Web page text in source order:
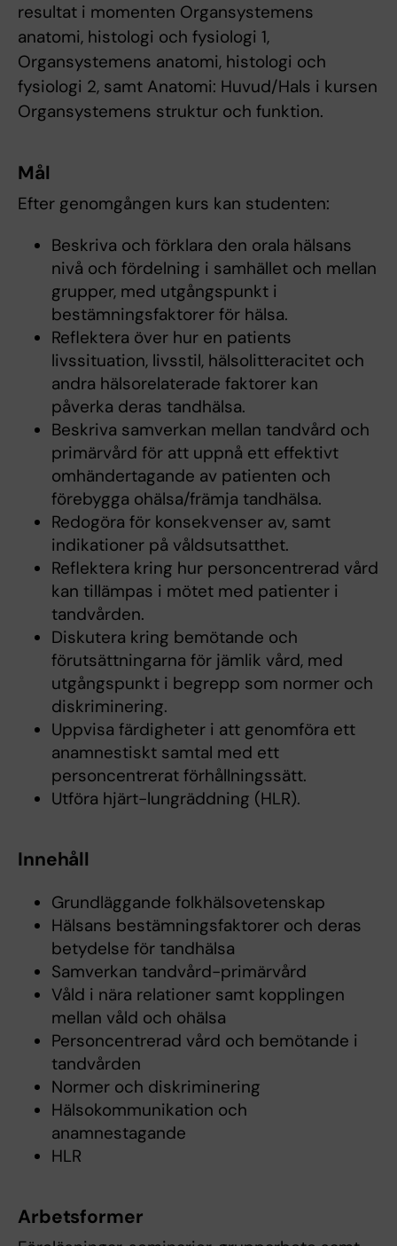
resultat i momenten Organsystemens
anatomi, histologi och fysiologi 1,
Organsystemens anatomi, histologi och
fysiologi 2, samt Anatomi: Huvud/Hals i kursen
Organsystemens struktur och funktion.
Mål
Efter genomgången kurs kan studenten:
Beskriva och förklara den orala hälsans
nivå och fördelning i samhället och mellan
grupper, med utgångspunkt i
bestämningsfaktorer för hälsa.
Reflektera över hur en patients
livssituation, livsstil, hälsolitteracitet och
andra hälsorelaterade faktorer kan
påverka deras tandhälsa.
Beskriva samverkan mellan tandvård och
primärvård för att uppnå ett effektivt
omhändertagande av patienten och
förebygga ohälsa/främja tandhälsa.
Redogöra för konsekvenser av, samt
indikationer på våldsutsatthet.
Reflektera kring hur personcentrerad vård
kan tillämpas i mötet med patienter i
tandvården.
Diskutera kring bemötande och
förutsättningarna för jämlik vård, med
utgångspunkt i begrepp som normer och
diskriminering.
Uppvisa färdigheter i att genomföra ett
anamnestiskt samtal med ett
personcentrerat förhållningssätt.
Utföra hjärt-lungräddning (HLR).
Innehåll
Grundläggande folkhälsovetenskap
Hälsans bestämningsfaktorer och deras
betydelse för tandhälsa
Samverkan tandvård-primärvård
Våld i nära relationer samt kopplingen
mellan våld och ohälsa
Personcentrerad vård och bemötande i
tandvården
Normer och diskriminering
Hälsokommunikation och
anamnestagande
HLR
Arbetsformer